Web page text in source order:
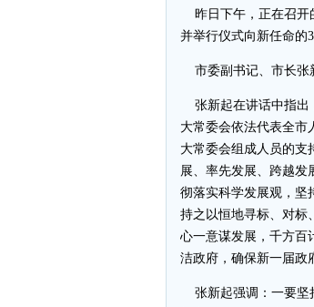
昨日下午，正在召开
并举行仪式向新任命的
市委副书记、市长张
张新起在讲话中指出
大常委会依法代表全市
大常委会组成人员的支
展、率先发展、跨越发
彻落实科学发展观，坚
持之以恒地寻标、对标
心一意谋发展，千方百
洁政府，确保新一届政
张新起强调：一要坚